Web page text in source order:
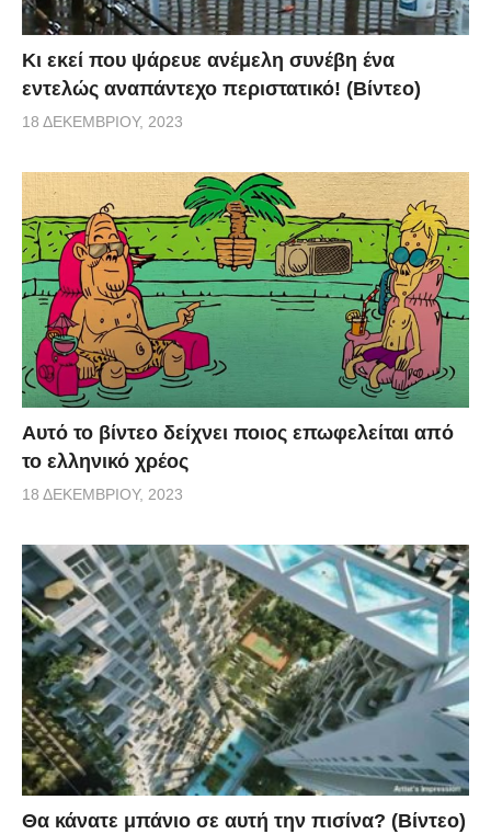
Κι εκεί που ψάρευε ανέμελη συνέβη ένα
εντελώς αναπάντεχο περιστατικό! (Βίντεο)
18 ΔΕΚΕΜΒΡΊΟΥ, 2023
Αυτό το βίντεο δείχνει ποιος επωφελείται από
το ελληνικό χρέος
18 ΔΕΚΕΜΒΡΊΟΥ, 2023
Θα κάνατε μπάνιο σε αυτή την πισίνα? (Βίντεο)